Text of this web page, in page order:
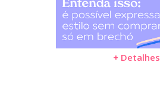
+ Detalhes